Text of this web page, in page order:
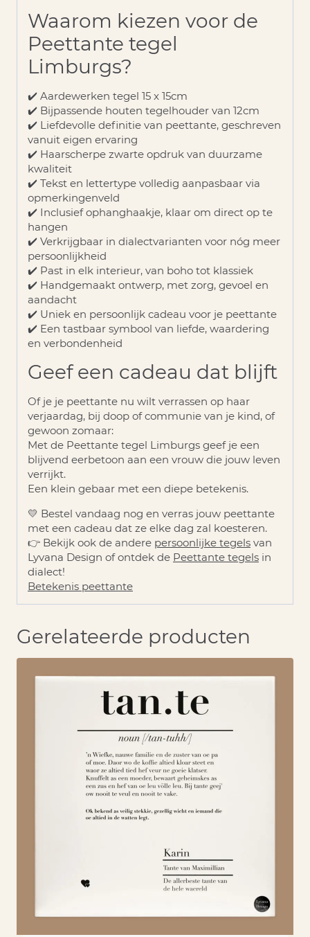
Waarom kiezen voor de
Peettante tegel
Limburgs?
✔️ Aardewerken tegel 15 x 15cm
✔️ Bijpassende houten tegelhouder van 12cm
✔️ Liefdevolle definitie van peettante, geschreven
vanuit eigen ervaring
✔️ Haarscherpe zwarte opdruk van duurzame
kwaliteit
✔️ Tekst en lettertype volledig aanpasbaar via
opmerkingenveld
✔️ Inclusief ophanghaakje, klaar om direct op te
hangen
✔️ Verkrijgbaar in dialectvarianten voor nóg meer
persoonlijkheid
✔️ Past in elk interieur, van boho tot klassiek
✔️ Handgemaakt ontwerp, met zorg, gevoel en
aandacht
✔️ Uniek en persoonlijk cadeau voor je peettante
✔️ Een tastbaar symbool van liefde, waardering
en verbondenheid
Geef een cadeau dat blijft
Of je je peettante nu wilt verrassen op haar
verjaardag, bij doop of communie van je kind, of
gewoon zomaar:
Met de Peettante tegel Limburgs geef je een
blijvend eerbetoon aan een vrouw die jouw leven
verrijkt.
Een klein gebaar met een diepe betekenis.
💛 Bestel vandaag nog en verras jouw peettante
met een cadeau dat ze elke dag zal koesteren.
👉 Bekijk ook de andere persoonlijke tegels van
Lyvana Design of ontdek de Peettante tegels in
dialect!
Betekenis peettante
Gerelateerde producten